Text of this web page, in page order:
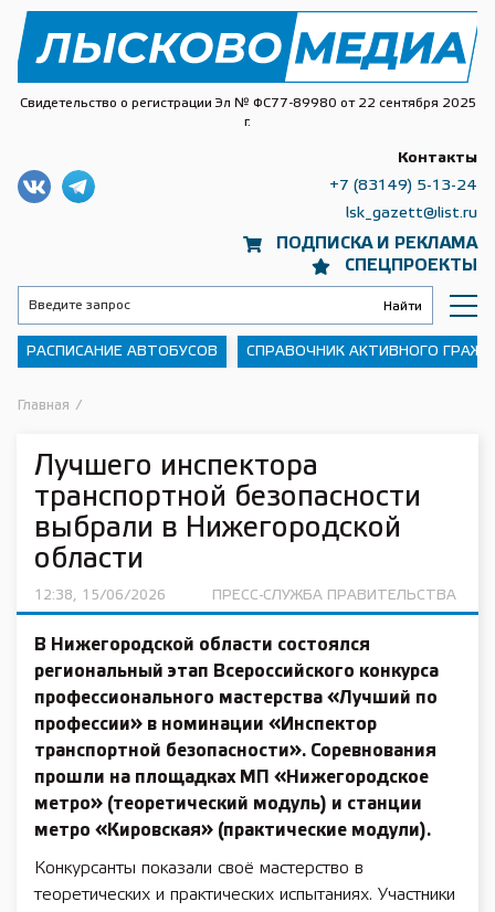
Свидетельство о регистрации Эл № ФС77-89980 от 22 сентября 2025
г.
ПОДПИСКА И РЕКЛАМА
СПЕЦПРОЕКТЫ
Контакты
+7 (83149) 5-13-24
lsk_gazett@list.ru
РАСПИСАНИЕ АВТОБУСОВ СПРАВОЧНИК АКТИВНОГО
Главная /
Лучшего инспектора
транспортной безопасности
выбрали в Нижегородской
области
12:38, 15/06/2026 ПРЕСС-СЛУЖБА ПРАВИТЕЛЬСТВА
В Нижегородской области состоялся
региональный этап Всероссийского конкурса
профессионального мастерства «Лучший по
профессии» в номинации «Инспектор
транспортной безопасности». Соревнования
прошли на площадках МП «Нижегородское
метро» (теоретический модуль) и станции
метро «Кировская» (практические модули).
Конкурсанты показали своё мастерство в
теоретических и практических испытаниях. Участники